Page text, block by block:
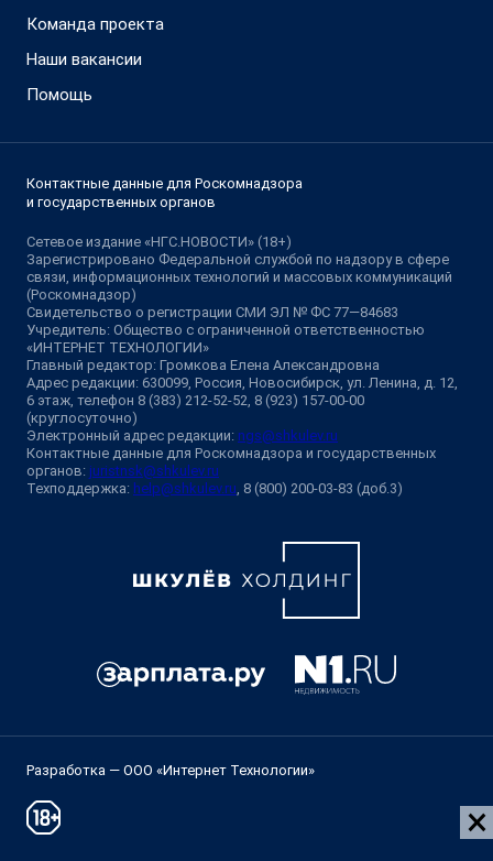
Команда проекта
Наши вакансии
Помощь
Контактные данные для Роскомнадзора
и государственных органов
Сетевое издание «НГС.НОВОСТИ» (18+)
Зарегистрировано Федеральной службой по надзору в сфере
связи, информационных технологий и массовых коммуникаций
(Роскомнадзор)
Свидетельство о регистрации СМИ ЭЛ № ФС 77—84683
Учредитель: Общество с ограниченной ответственностью
«ИНТЕРНЕТ ТЕХНОЛОГИИ»
Главный редактор: Громкова Елена Александровна
Адрес редакции: 630099, Россия, Новосибирск, ул. Ленина, д. 12,
6 этаж, телефон 8 (383) 212-52-52, 8 (923) 157-00-00
(круглосуточно)
Электронный адрес редакции: ngs@shkulev.ru
Контактные данные для Роскомнадзора и государственных
органов: juristnsk@shkulev.ru
Техподдержка: help@shkulev.ru , 8 (800) 200-03-83 (доб.3)
Разработка — ООО «Интернет Технологии»